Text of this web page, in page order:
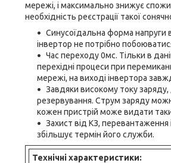
мережі, і максимально знижує
необхідність реєстрації такої
Синусоїдальна форма напруги
інвертор не потрібно
Час переходу 0мс. Тільки в
перехідні процеси при
мережі, на виході інвертора
Завдяки високому току
резервування. Струм заряду
кожен пристрій може видати
Захист від КЗ,
збільшує термін його служби.
Технічні характеристики: